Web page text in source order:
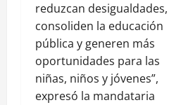
reduzcan desigualdades,
consoliden la educación
pública y generen más
oportunidades para las
niñas, niños y jóvenes”,
expresó la mandataria